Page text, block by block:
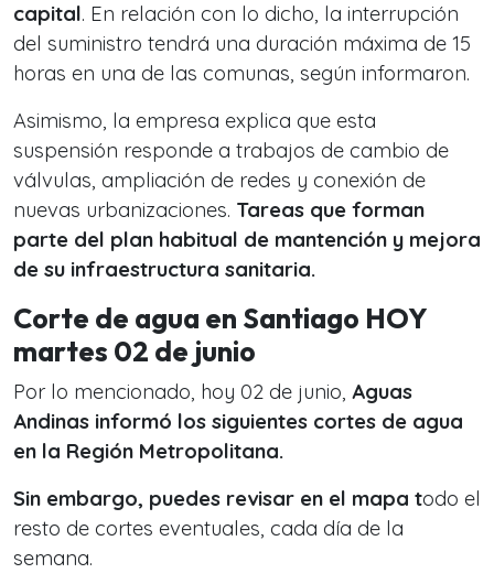
capital. En relación con lo dicho, la interrupción
del suministro tendrá una duración máxima de 15
horas en una de las comunas, según informaron.
Asimismo, la empresa explica que esta
suspensión responde a trabajos de cambio de
válvulas, ampliación de redes y conexión de
nuevas urbanizaciones. Tareas que forman
parte del plan habitual de mantención y mejora
de su infraestructura sanitaria.
Corte de agua en Santiago HOY
martes 02 de junio
Por lo mencionado, hoy 02 de junio, Aguas
Andinas informó los siguientes cortes de agua
en la Región Metropolitana.
Sin embargo, puedes revisar en el mapa todo el
resto de cortes eventuales, cada día de la
semana.